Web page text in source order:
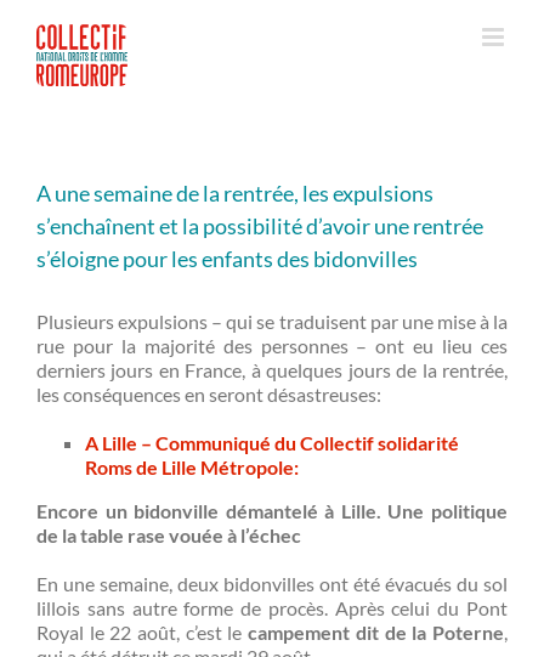
contenu
A une semaine de la rentrée, les expulsions
s’enchaînent et la possibilité d’avoir une rentrée
s’éloigne pour les enfants des bidonvilles
Plusieurs expulsions – qui se traduisent par une mise à la
rue pour la majorité des personnes – ont eu lieu ces
derniers jours en France, à quelques jours de la rentrée,
les conséquences en seront désastreuses:
A Lille – Communiqué du Collectif solidarité
Roms de Lille Métropole:
Encore un bidonville démantelé à Lille. Une politique
de la table rase vouée à l’échec
En une semaine, deux bidonvilles ont été évacués du sol
lillois sans autre forme de procès. Après celui du Pont
Royal le 22 août, c’est lecampement dit de la Poterne